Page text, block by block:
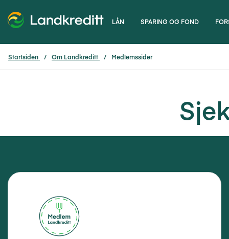
LÅN SPARING OG FOND
Startsiden Om Landkreditt Medlemssider